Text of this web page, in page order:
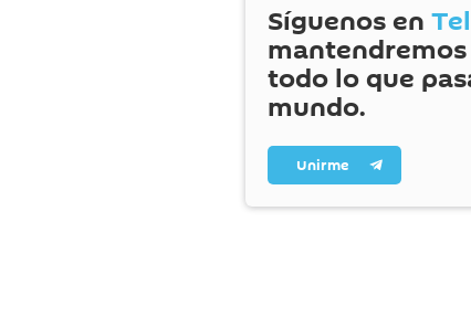
Síguenos en
todo lo que
mundo.
Unirme